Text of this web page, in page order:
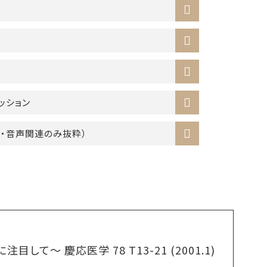
ション
音声関連のみ抜粋）
注目して〜 慶応医学 78 T13-21 (2001.1)